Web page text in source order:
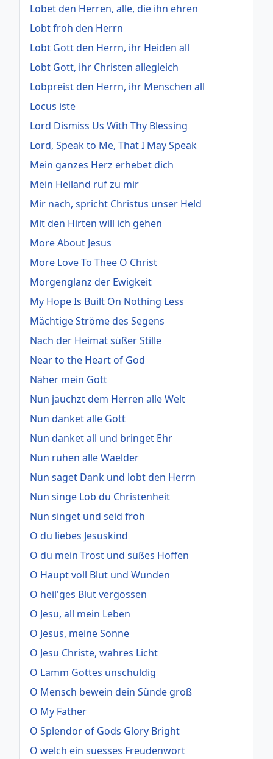
Lobet den Herren, alle, die ihn ehren
Lobt froh den Herrn
Lobt Gott den Herrn, ihr Heiden all
Lobt Gott, ihr Christen allegleich
Lobpreist den Herrn, ihr Menschen all
Locus iste
Lord Dismiss Us With Thy Blessing
Lord, Speak to Me, That I May Speak
Mein ganzes Herz erhebet dich
Mein Heiland ruf zu mir
Mir nach, spricht Christus unser Held
Mit den Hirten will ich gehen
More About Jesus
More Love To Thee O Christ
Morgenglanz der Ewigkeit
My Hope Is Built On Nothing Less
Mächtige Ströme des Segens
Nach der Heimat süßer Stille
Near to the Heart of God
Näher mein Gott
Nun jauchzt dem Herren alle Welt
Nun danket alle Gott
Nun danket all und bringet Ehr
Nun ruhen alle Waelder
Nun saget Dank und lobt den Herrn
Nun singe Lob du Christenheit
Nun singet und seid froh
O du liebes Jesuskind
O du mein Trost und süßes Hoffen
O Haupt voll Blut und Wunden
O heil'ges Blut vergossen
O Jesu, all mein Leben
O Jesus, meine Sonne
O Jesu Christe, wahres Licht
O Lamm Gottes unschuldig
O Mensch bewein dein Sünde groß
O My Father
O Splendor of Gods Glory Bright
O welch ein suesses Freudenwort